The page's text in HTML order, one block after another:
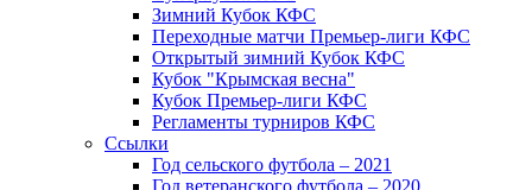
Зимний Кубок КФС
Переходные матчи Премьер-лиги КФС
Открытый зимний Кубок КФС
Кубок "Крымская весна"
Кубок Премьер-лиги КФС
Регламенты турниров КФС
Ссылки
Год сельского футбола – 2021
Год ветеранского футбола – 2020